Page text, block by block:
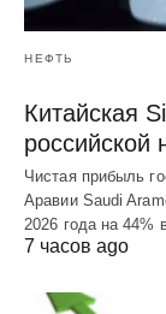
НЕФТЬ
Китайская
российской
Чистая прибыль
Аравии Saudi
2026 года на 44%
7 часов ago